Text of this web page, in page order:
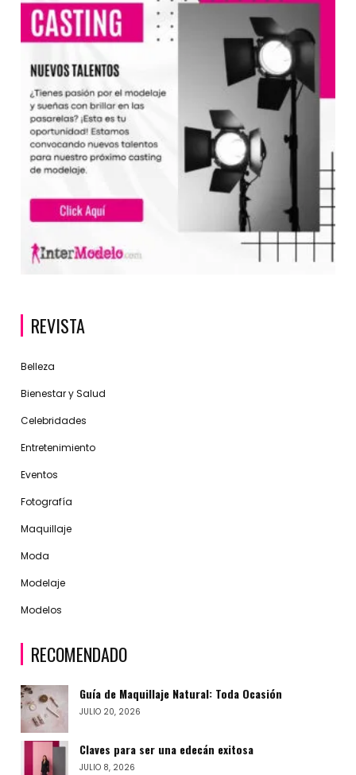
REVISTA
Belleza
Bienestar y Salud
Celebridades
Entretenimiento
Eventos
Fotografía
Maquillaje
Moda
Modelaje
Modelos
RECOMENDADO
Guía de Maquillaje Natural: Toda Ocasión
JULIO 20, 2026
Claves para ser una edecán exitosa
JULIO 8, 2026